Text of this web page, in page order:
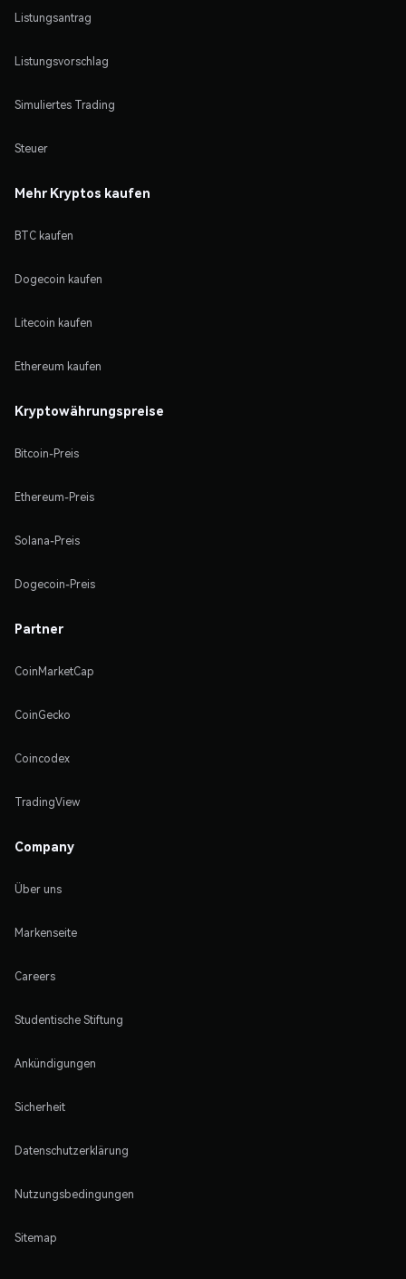
Listungsantrag
Listungsvorschlag
Simuliertes Trading
Steuer
Mehr Kryptos kaufen
BTC kaufen
Dogecoin kaufen
Litecoin kaufen
Ethereum kaufen
Kryptowährungspreise
Bitcoin-Preis
Ethereum-Preis
Solana-Preis
Dogecoin-Preis
Partner
CoinMarketCap
CoinGecko
Coincodex
TradingView
Company
Über uns
Markenseite
Careers
Studentische Stiftung
Ankündigungen
Sicherheit
Datenschutzerklärung
Nutzungsbedingungen
Sitemap